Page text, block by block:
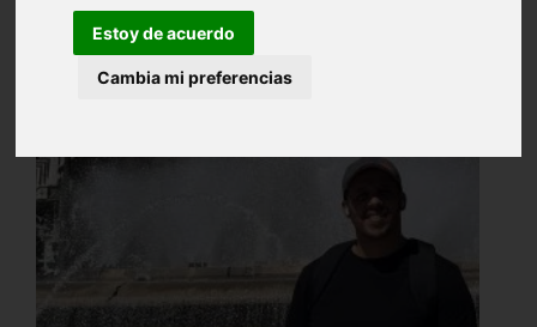
Estoy de acuerdo
Cambia mi preferencias